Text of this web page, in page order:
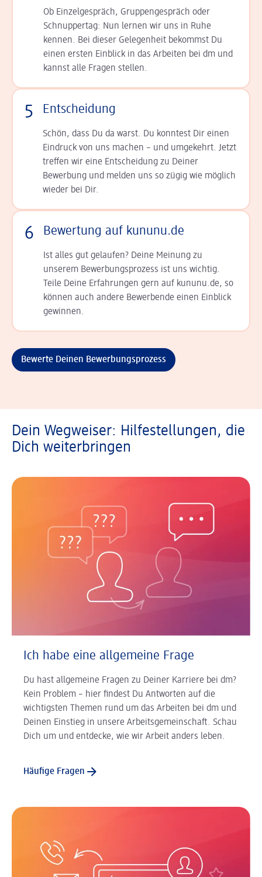
Ob Einzelgespräch, Grup­pen­gespräch oder
Schnup­per­tag: Nun lernen wir uns in Ruhe
kennen. Bei dieser Gelegenheit bekommst Du
einen ersten Einblick in das Arbeiten bei dm und
kannst alle Fragen stellen.
5 Entscheidung
Schön, dass Du da warst. Du konntest Dir einen
Ein­druck von uns machen – und umgekehrt. Jetzt
tref­fen wir eine Entscheidung zu Deiner
Bewerbung und melden uns so zügig wie möglich
wieder bei Dir.
6 Bewertung auf kununu.de
Ist alles gut gelaufen? Deine Meinung zu
unserem Bewerbungsprozess ist uns wichtig.
Teile Deine Erfahrungen gern auf kununu.de, so
können auch andere Bewerbende einen Einblick
gewinnen.
Bewerte Deinen Bewerbungsprozess
Dein Wegweiser: Hilfestellungen, die
Dich weiterbringen
Ich habe eine allgemeine Frage
Du hast allgemeine Fragen zu Deiner Karriere bei dm?
Kein Problem – hier findest Du Antworten auf die
wichtigsten Themen rund um das Arbeiten bei dm und
Deinen Einstieg in unsere Arbeitsgemeinschaft. Schau
Dich um und entdecke, wie wir Arbeit anders leben.
Häufige Fragen